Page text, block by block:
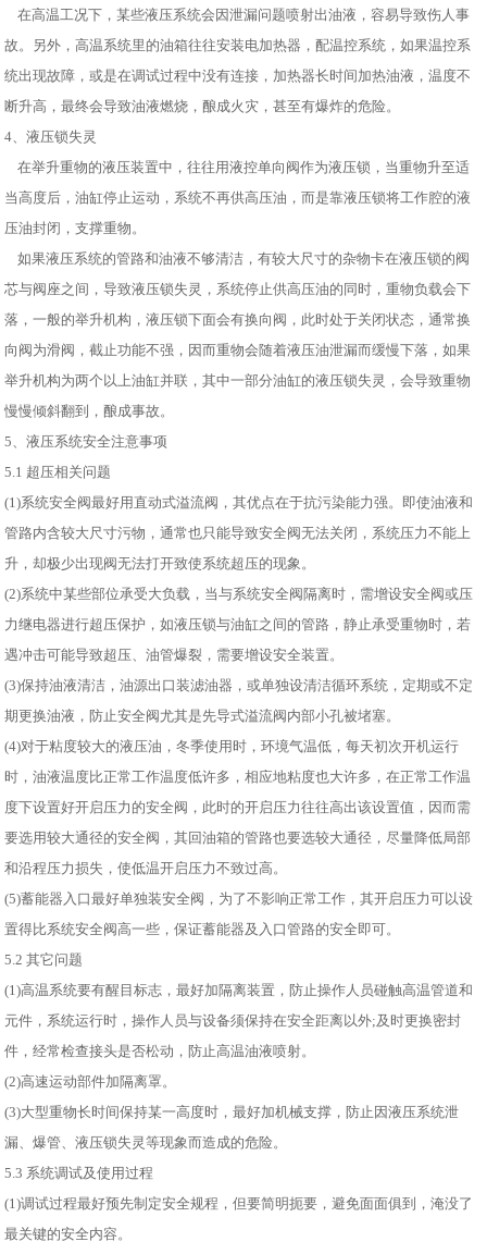
在高温工况下，某些液压系统会因泄漏问题喷射出油液，容易导致伤人事
故。另外，高温系统里的油箱往往安装电加热器，配温控系统，如果温控系
统出现故障，或是在调试过程中没有连接，加热器长时间加热油液，温度不
断升高，最终会导致油液燃烧，酿成火灾，甚至有爆炸的危险。
4、液压锁失灵
在举升重物的液压装置中，往往用液控单向阀作为液压锁，当重物升至适
当高度后，油缸停止运动，系统不再供高压油，而是靠液压锁将工作腔的液
压油封闭，支撑重物。
如果液压系统的管路和油液不够清洁，有较大尺寸的杂物卡在液压锁的阀
芯与阀座之间，导致液压锁失灵，系统停止供高压油的同时，重物负载会下
落，一般的举升机构，液压锁下面会有换向阀，此时处于关闭状态，通常换
向阀为滑阀，截止功能不强，因而重物会随着液压油泄漏而缓慢下落，如果
举升机构为两个以上油缸并联，其中一部分油缸的液压锁失灵，会导致重物
慢慢倾斜翻到，酿成事故。
5、液压系统安全注意事项
5.1 超压相关问题
(1)系统安全阀最好用直动式溢流阀，其优点在于抗污染能力强。即使油液和
管路内含较大尺寸污物，通常也只能导致安全阀无法关闭，系统压力不能上
升，却极少出现阀无法打开致使系统超压的现象。
(2)系统中某些部位承受大负载，当与系统安全阀隔离时，需增设安全阀或压
力继电器进行超压保护，如液压锁与油缸之间的管路，静止承受重物时，若
遇冲击可能导致超压、油管爆裂，需要增设安全装置。
(3)保持油液清洁，油源出口装滤油器，或单独设清洁循环系统，定期或不定
期更换油液，防止安全阀尤其是先导式溢流阀内部小孔被堵塞。
(4)对于粘度较大的液压油，冬季使用时，环境气温低，每天初次开机运行
时，油液温度比正常工作温度低许多，相应地粘度也大许多，在正常工作温
度下设置好开启压力的安全阀，此时的开启压力往往高出该设置值，因而需
要选用较大通径的安全阀，其回油箱的管路也要选较大通径，尽量降低局部
和沿程压力损失，使低温开启压力不致过高。
(5)蓄能器入口最好单独装安全阀，为了不影响正常工作，其开启压力可以设
置得比系统安全阀高一些，保证蓄能器及入口管路的安全即可。
5.2 其它问题
(1)高温系统要有醒目标志，最好加隔离装置，防止操作人员碰触高温管道和
元件，系统运行时，操作人员与设备须保持在安全距离以外;及时更换密封
件，经常检查接头是否松动，防止高温油液喷射。
(2)高速运动部件加隔离罩。
(3)大型重物长时间保持某一高度时，最好加机械支撑，防止因液压系统泄
漏、爆管、液压锁失灵等现象而造成的危险。
5.3 系统调试及使用过程
(1)调试过程最好预先制定安全规程，但要简明扼要，避免面面俱到，淹没了
最关键的安全内容。